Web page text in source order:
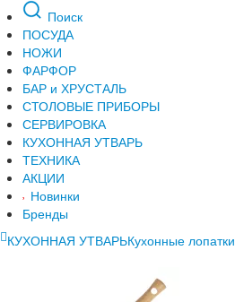
Поиск
ПОСУДА
НОЖИ
ФАРФОР
БАР и ХРУСТАЛЬ
СТОЛОВЫЕ ПРИБОРЫ
СЕРВИРОВКА
КУХОННАЯ УТВАРЬ
ТЕХНИКА
АКЦИИ
Новинки
Бренды
КУХОННАЯ УТВАРЬКухонные лопатки